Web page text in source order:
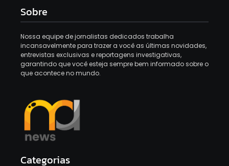
Sobre
Nossa equipe de jornalistas dedicados trabalha
incansavelmente para trazer a você as últimas novidades,
entrevistas exclusivas e reportagens investigativas,
garantindo que você esteja sempre bem informado sobre o
que acontece no mundo.
Categorias